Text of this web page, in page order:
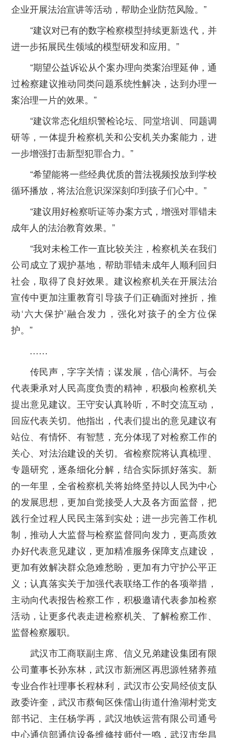
企业开展法治宣讲等活动，帮助企业防范风险。”
“建议对已有的数字检察模型持续更新迭代，并
进一步拓展民生领域的模型研发和应用。”
“期望公益诉讼从个案办理向类案治理延伸，通
过检察建议推动同类问题系统性解决，达到办理一
案治理一片的效果。”
“建议常态化组织警检论坛、同堂培训、同题调
研等，一体提升检察机关和公安机关办案能力，进
一步增强打击新型犯罪合力。”
“希望能将一些经典优质的普法视频投放到学校
循环播放，将法治意识深深刻印到孩子们心中。”
“建议用好检察听证等办案方式，增强对罪错未
成年人的法治教育效果。”
“我对未检工作一直比较关注，检察机关在我们
公司成立了观护基地，帮助罪错未成年人顺利回归
社会，取得了良好效果。建议检察机关在开展法治
宣传中更加注重教育引导孩子们正确面对挫折，推
动‘六大保护’融合发力，强化对孩子的全方位保
护。”
……
传民声，字字关情；谋发展，信心满怀。与会
代表秉承对人民高度负责的精神，积极向检察机关
提出意见建议。王守安认真聆听，不时交流互动，
回应代表关切。他指出，代表们提出的意见建议有
站位、有情怀、有智慧，充分体现了对检察工作的
关心、对法治建设的关切。省检察院将认真梳理、
专题研究，逐条细化分解，结合实际抓好落实。新
的一年里，全省检察机关将始终坚持以人民为中心
的发展思想，更加自觉接受人大及各方面监督，把
践行全过程人民民主落到实处；进一步完善工作机
制，推动人大监督与检察监督同向发力，更高质效
办好代表意见建议，更加精准服务保障支点建设，
更加有效解决群众急难愁盼，更加有力守护公平正
义；认真落实关于加强代表联络工作的各项举措，
主动向代表报告检察工作，积极邀请代表参加检察
活动，让更多代表走进检察机关、了解检察工作、
监督检察履职。
武汉市工商联副主席、信义兄弟建设集团有限
公司董事长孙东林，武汉市新洲区再思源牲猪养殖
专业合作社理事长程林利，武汉市公安局经侦支队
政委许奎，武汉市蔡甸区侏儒山街道什渔湖村党支
部书记、主任杨学再，武汉地铁运营有限公司通号
中心通信部通信设备维修技师付一鸣，武汉市华昌